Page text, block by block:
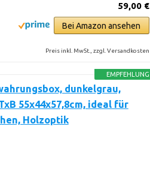
59,00 €
Bei Amazon ansehen
Preis inkl. MwSt., zzgl. Versandkosten
EMPFEHLUNG
dunkelgrau,
55x44x57,8cm, ideal für
Holzoptik